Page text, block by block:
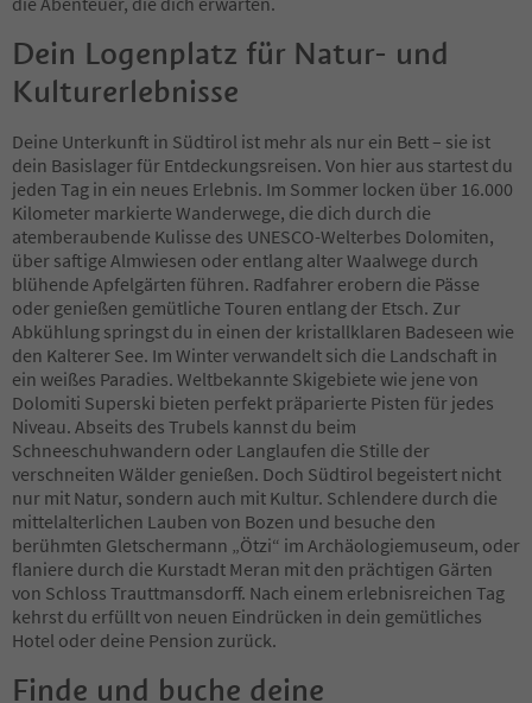
56
57
58
59
60
61
62
63
64
65
66
67
68
69
70
71
72
73
74
75
76
77
78
79
80
81
82
84
Dein Logenplatz für Natur- und
Kulturerlebnisse
Deine Unterkunft in Südtirol ist mehr als nur ein Bett – sie ist
dein Basislager für Entdeckungsreisen. Von hier aus startest du
jeden Tag in ein neues Erlebnis. Im Sommer locken über 16.000
Kilometer markierte Wanderwege, die dich durch die
atemberaubende Kulisse des UNESCO-Welterbes Dolomiten,
über saftige Almwiesen oder entlang alter Waalwege durch
blühende Apfelgärten führen. Radfahrer erobern die Pässe
oder genießen gemütliche Touren entlang der Etsch. Zur
Abkühlung springst du in einen der kristallklaren Badeseen wie
den Kalterer See. Im Winter verwandelt sich die Landschaft in
ein weißes Paradies. Weltbekannte Skigebiete wie jene von
Dolomiti Superski bieten perfekt präparierte Pisten für jedes
Niveau. Abseits des Trubels kannst du beim
Schneeschuhwandern oder Langlaufen die Stille der
verschneiten Wälder genießen. Doch Südtirol begeistert nicht
nur mit Natur, sondern auch mit Kultur. Schlendere durch die
mittelalterlichen Lauben von Bozen und besuche den
berühmten Gletschermann „Ötzi“ im Archäologiemuseum, oder
flaniere durch die Kurstadt Meran mit den prächtigen Gärten
von Schloss Trauttmansdorff. Nach einem erlebnisreichen Tag
kehrst du erfüllt von neuen Eindrücken in dein gemütliches
Hotel oder deine Pension zurück.
Finde und buche deine